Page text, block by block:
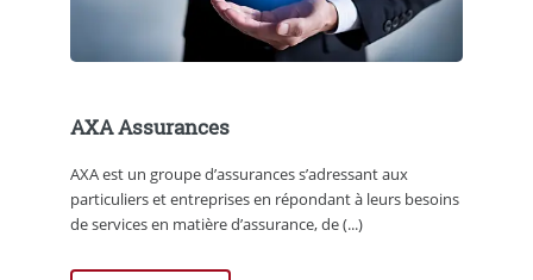
AXA Assurances
AXA est un groupe d’assurances s’adressant aux
particuliers et entreprises en répondant à leurs besoins
de services en matière d’assurance, de (...)